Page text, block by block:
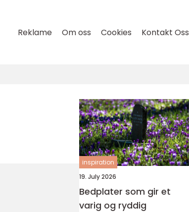
Reklame Om oss Cookies Kontakt Oss
inspiration
19. July 2026
Bedplater som gir et
varig og ryddig